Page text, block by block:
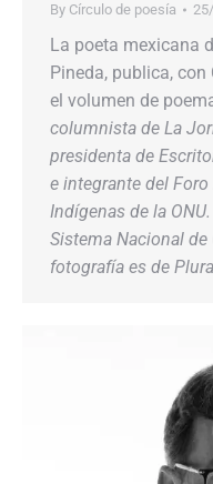
By Círculo de poesía
La poeta mexicana
Pineda, publica, con
el volumen de
columnista de La
presidenta de
e integrante del
Indígenas de la
Sistema Nacional de
fotografía es de